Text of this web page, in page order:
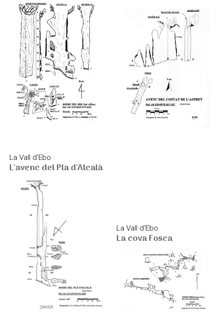
La Vall d’Ebo
L'avenc del Pla d'Alcalà
La Vall d’Ebo
La cova Fosca